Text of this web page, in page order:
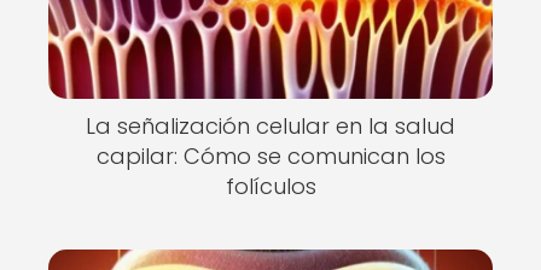
La señalización celular en la salud
capilar: Cómo se comunican los
folículos